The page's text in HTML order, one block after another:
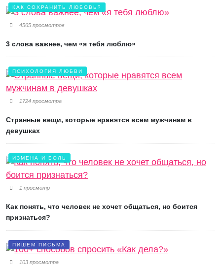
КАК СОХРАНИТЬ ЛЮБОВЬ?
4565 просмотров
3 слова важнее, чем «я тебя люблю»
ПСИХОЛОГИЯ ЛЮБВИ
1724 просмотра
Странные вещи, которые нравятся всем мужчинам в
девушках
ИЗМЕНА И БОЛЬ
1 просмотр
Как понять, что человек не хочет общаться, но боится
признаться?
ПИШЕМ ПИСЬМА
103 просмотра